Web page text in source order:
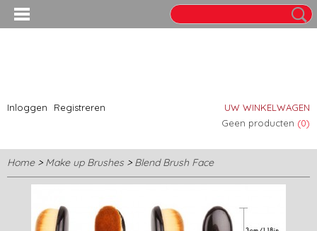
Inloggen Registreren
UW WINKELWAGEN
Geen producten (0)
Home> Make up Brushes > Blend Brush Face